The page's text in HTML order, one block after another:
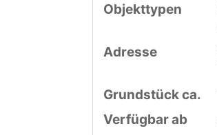
Objekttypen
Adresse
Grund­stück ca.
Verfügbar ab